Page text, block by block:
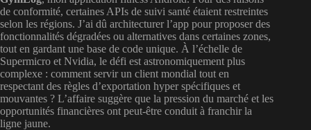
de conformité, certaines APIs de suivi santé étaient restreintes
selon les régions. J’ai dû architecturer l’app pour proposer des
fonctionnalités dégradées ou alternatives dans certaines zones,
tout en gardant une base de code unique. À l’échelle de
Supermicro et Nvidia, le défi est astronomiquement plus
complexe : comment servir un client mondial tout en
respectant des règles d’exportation hyper spécifiques et
mouvantes ? L’affaire suggère que la pression du marché et les
opportunités financières ont peut-être conduit à franchir la
ligne jaune.